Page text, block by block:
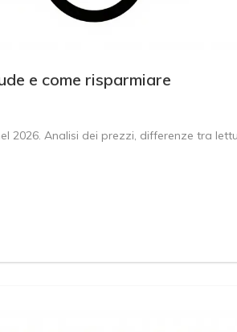
e come risparmiare
2026. Analisi dei prezzi, differenze tra